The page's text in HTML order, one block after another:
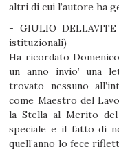
altri di cui l’autore ha
- GIULIO
istituzionali)
Ha ricordato
un anno invio’ una
trovato nessuno
come Maestro del
la Stella al Merito del
speciale e il fatto di
quell’anno lo fece